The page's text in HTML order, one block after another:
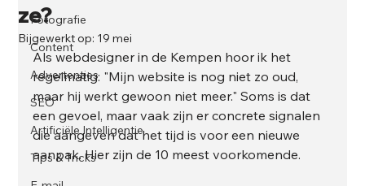
Fotografie
Content
Advertenties
SEO
Artificiële Intelligentie
Tips & Tricks
ze?
Bijgewerkt op: 19 mei
Als webdesigner in de Kempen hoor ik het
regelmatig: "Mijn website is nog niet zo oud,
maar hij werkt gewoon niet meer." Soms is dat
een gevoel, maar vaak zijn er concrete signalen
die aangeven dat het tijd is voor een nieuwe
aanpak. Hier zijn de 10 meest voorkomende.